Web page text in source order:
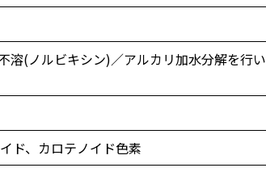
溶(ノルビキシン)／アルカリ加水分解を行い
ド、カロテノイド色素